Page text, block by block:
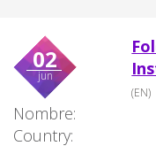
02
jun
(EN)
Nombre:
Country: